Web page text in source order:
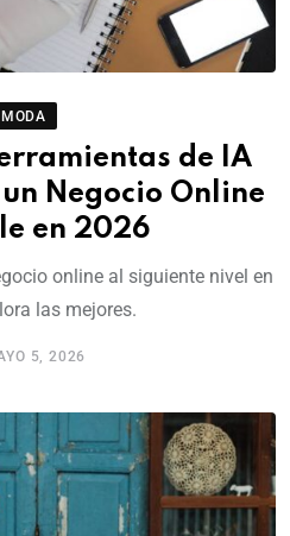
MODA
de IA
Negocio Online
en 2026
online al siguiente nivel en
las mejores.
5, 2026